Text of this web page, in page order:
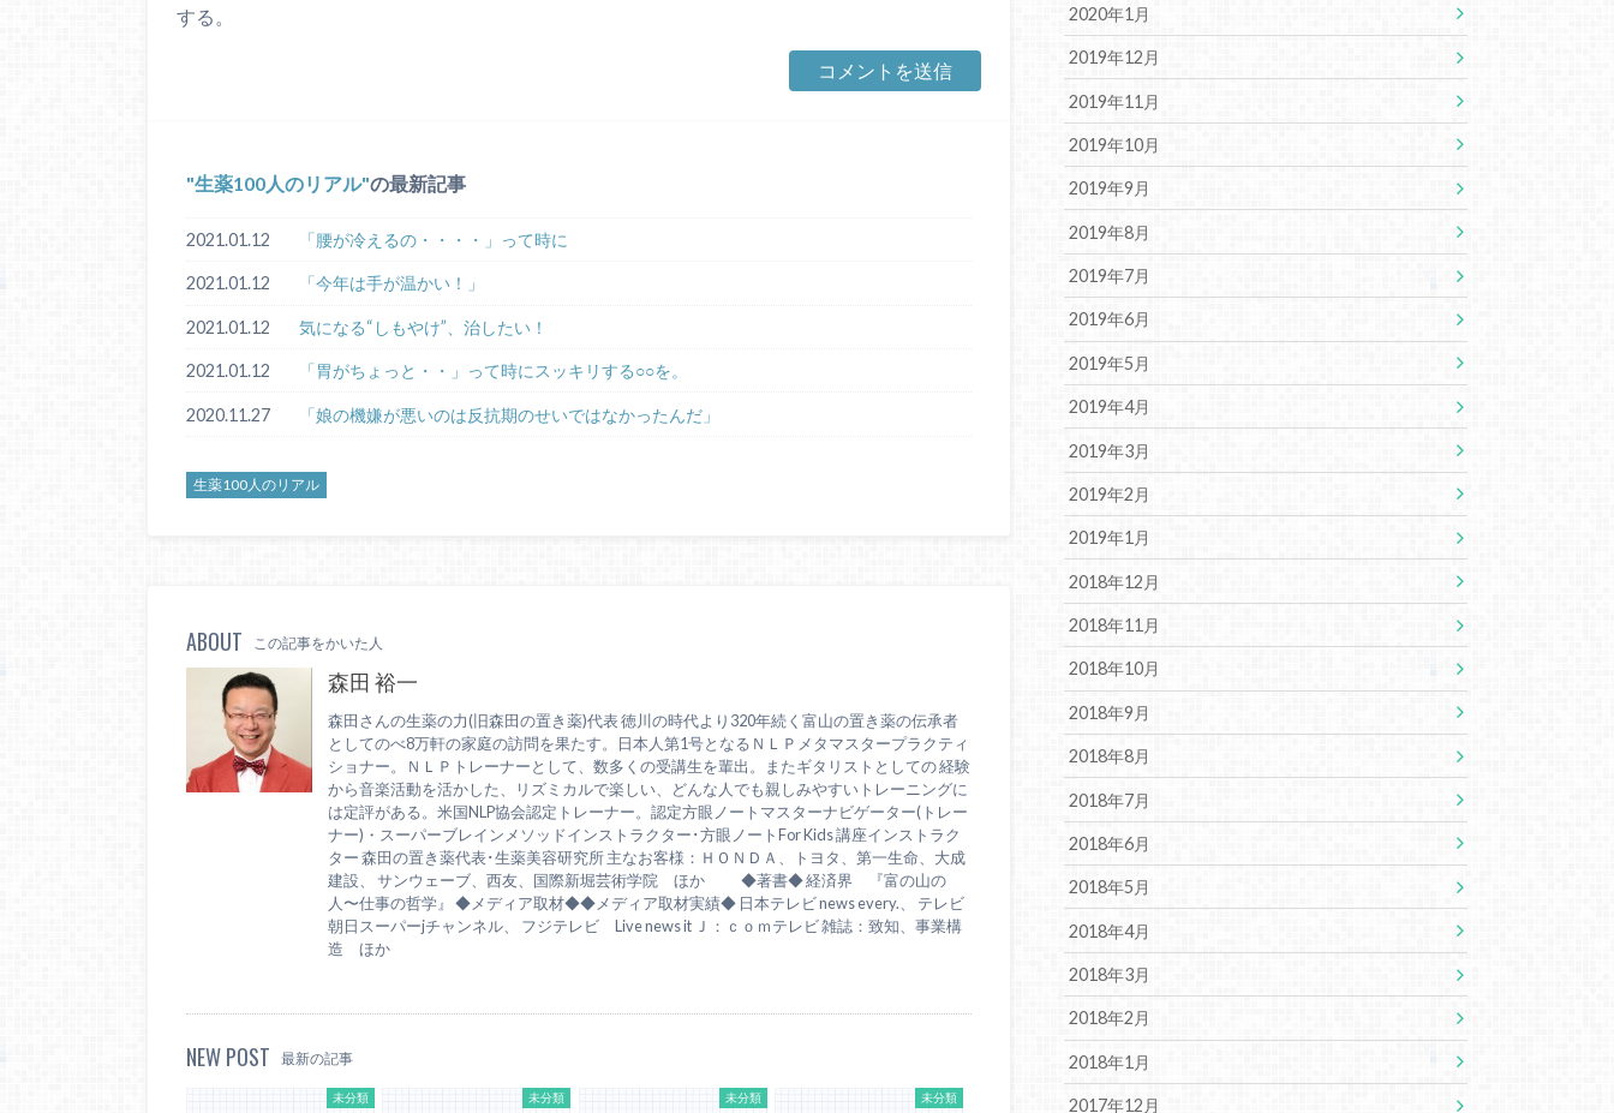
する。
生薬100人のリアル の最新記事
2021.01.12 「腰が冷えるの・・・・」って時に
2021.01.12 「今年は手が温かい！」
2021.01.12 気になる“しもやけ”、治したい！
2021.01.12 「胃がちょっと・・」って時にスッキリする○○を。
2020.11.27 「娘の機嫌が悪いのは反抗期のせいではなかったんだ」
生薬100人のリアル
ABOUT この記事をかいた人
森田 裕一
森田さんの生薬の力(旧森田の置き薬)代表 徳川の時代より320年続く富山の置き薬の伝承者
としてのべ8万軒の家庭の訪問を果たす。日本人第1号となるＮＬＰメタマスタープラクティ
ショナー。ＮＬＰトレーナーとして、数多くの受講生を輩出。またギタリストとしての 経験
から音楽活動を活かした、リズミカルで楽しい、どんな人でも親しみやすいトレーニングに
は定評がある。米国NLP協会認定トレーナー。認定方眼ノートマスターナビゲーター(トレー
ナー)・スーパーブレインメソッドインストラクター･方眼ノートFor Kids 講座インストラク
ター 森田の置き薬代表･生薬美容研究所 主なお客様：ＨＯＮＤＡ、トヨタ、第一生命、大成
建設、 サンウェーブ、西友、国際新堀芸術学院 ほか ◆著書◆ 経済界 『富の山の
人〜仕事の哲学』 ◆メディア取材◆◆メディア取材実績◆ 日本テレビ news every.、 テレビ
朝日スーパーjチャンネル、 フジテレビ Live news it Ｊ：ｃｏｍテレビ 雑誌：致知、事業構
造 ほか
NEW POST 最新の記事
未分類 未分類 未分類 未分類
2020年1月
2019年12月
2019年11月
2019年10月
2019年9月
2019年8月
2019年7月
2019年6月
2019年5月
2019年4月
2019年3月
2019年2月
2019年1月
2018年12月
2018年11月
2018年10月
2018年9月
2018年8月
2018年7月
2018年6月
2018年5月
2018年4月
2018年3月
2018年2月
2018年1月
2017年12月